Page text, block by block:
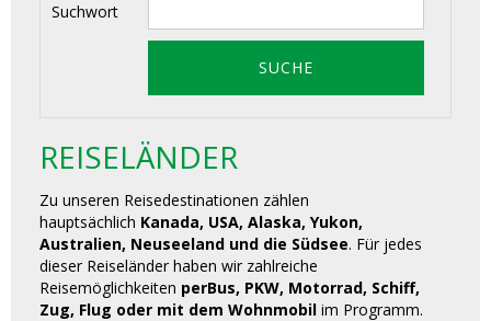
Suchwort
REISELÄNDER
Zu unseren Reisedestinationen zählen
hauptsächlich Kanada, USA, Alaska, Yukon,
Australien, Neuseeland und die Südsee. Für jedes
dieser Reiseländer haben wir zahlreiche
Reisemöglichkeiten perBus, PKW, Motorrad, Schiff,
Zug, Flug oder mit dem Wohnmobil im Programm.